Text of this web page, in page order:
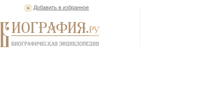
Добавить в избранное